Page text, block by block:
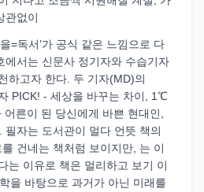
관없이
=독서’가 공식 같은 느낌으로 다
에서는 신문사 정기자와 수습기자
하고자 한다. 두 기자(MD)의
PICK! - 세상을 바꾸는 차이, 1℃
른이 된 당신에게 바쁜 현대인,
자는 도서관이 멀다 언뜻 책의
건네는 책처럼 보이지만, 는 이
는 이유로 책은 멀리하고 보기 이
을 바탕으로 과거가 아닌 미래를